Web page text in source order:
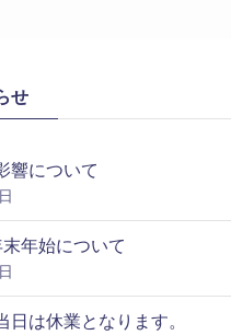
せ
響について
年始について
日は休業となります。